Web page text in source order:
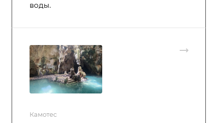
воды.
Камотес